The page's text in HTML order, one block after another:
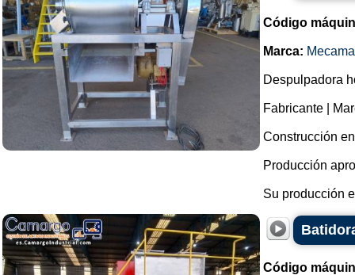
Código
Marca:
Despulpadora
Fabricante |
Construcción
Producción
Su producción
Código